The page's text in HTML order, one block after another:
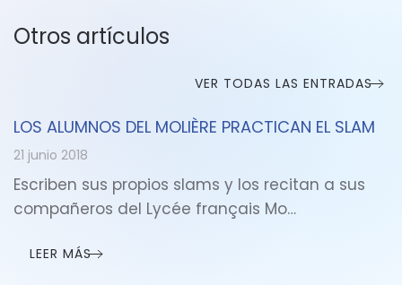
Otros artículos
VER TODAS LAS ENTRADAS
LOS ALUMNOS DEL MOLIÈRE PRACTICAN EL SLAM
21 junio 2018
Escriben sus propios slams y los recitan a sus
compañeros del Lycée français Mo…
LEER MÁS